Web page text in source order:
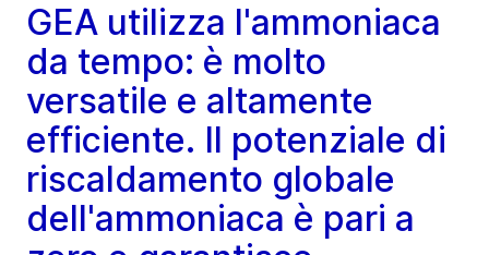
GEA utilizza l'ammoniaca
da tempo: è molto
versatile e altamente
efficiente. Il potenziale di
riscaldamento globale
dell'ammoniaca è pari a